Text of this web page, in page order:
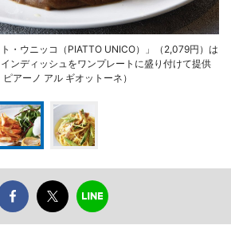
・ウニッコ（PIATTO UNICO）」（2,079円）は
ンディッシュをワンプレートに盛り付けて提供
アーノ アル ギオットーネ）